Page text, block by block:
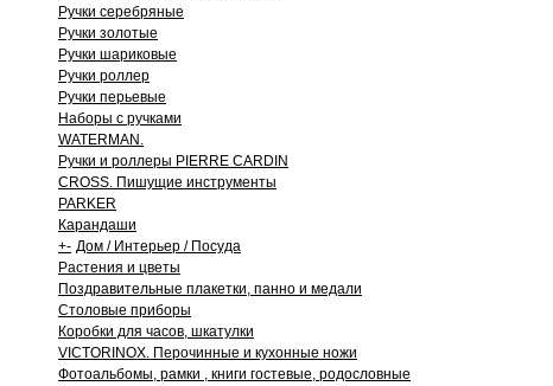
Ручки серебряные
Ручки золотые
Ручки шариковые
Ручки роллер
Ручки перьевые
Наборы с ручками
WATERMAN.
Ручки и роллеры PIERRE CARDIN
CROSS. Пишущие инструменты
PARKER
Карандаши
+- Дом / Интерьер / Посуда
Растения и цветы
Поздравительные плакетки, панно и медали
Столовые приборы
Коробки для часов, шкатулки
VICTORINOX. Перочинные и кухонные ножи
Фотоальбомы, рамки , книги гостевые, родословные